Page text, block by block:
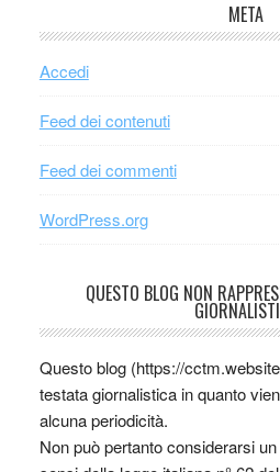
META
Accedi
Feed dei contenuti
Feed dei commenti
WordPress.org
QUESTO BLOG NON
Questo blog (https://
testata giornalistica in quanto
alcuna periodicità.
Non può pertanto considerarsi